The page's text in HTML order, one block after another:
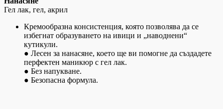
Гел лак, гел, акрил
Кремообразна консистенция, която позволява да се
избегнат образуването на ивици и „наводнени“
кутикули.
● Лесен за нанасяне, което ще ви помогне да създадете
перфектен маникюр с гел лак.
● Без напукване.
● Безопасна формула.